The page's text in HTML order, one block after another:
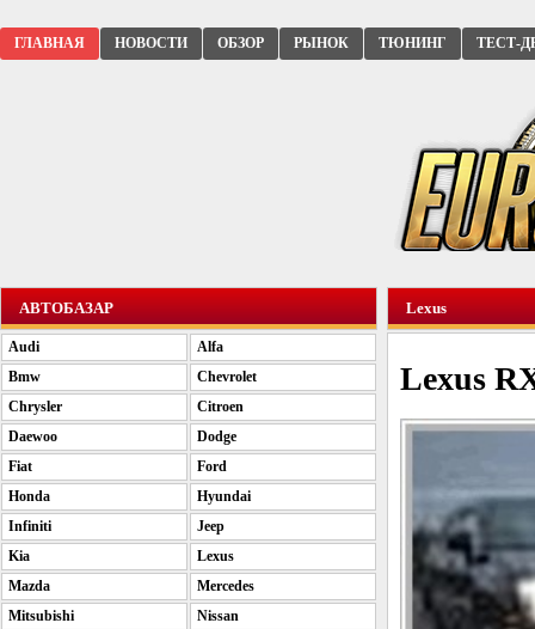
ГЛАВНАЯ НОВОСТИ ОБЗОР РЫНОК ТЮНИНГ ТЕСТ-
Lexus
Lexus
АВТОБАЗАР
Audi
Alfa
Bmw
Chevrolet
Chrysler
Citroen
Daewoo
Dodge
Fiat
Ford
Honda
Hyundai
Infiniti
Jeep
Kia
Lexus
Mazda
Mercedes
Mitsubishi
Nissan